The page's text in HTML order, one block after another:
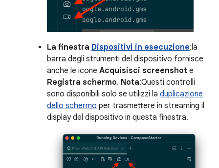
La finestra Dispositivi in esecuzione:la
barra degli strumenti del dispositivo fornisce
anche le icone Acquisisci screenshot e
Registra schermo. Nota:Questi controlli
sono disponibili solo se utilizzi la duplicazione
dello schermo per trasmettere in streaming il
display del dispositivo in questa finestra.